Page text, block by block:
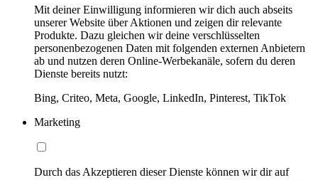
Mit deiner Einwilligung informieren wir dich auch abseits
unserer Website über Aktionen und zeigen dir relevante
Produkte. Dazu gleichen wir deine verschlüsselten
personenbezogenen Daten mit folgenden externen Anbietern
ab und nutzen deren Online-Werbekanäle, sofern du deren
Dienste bereits nutzt:
Bing, Criteo, Meta, Google, LinkedIn, Pinterest, TikTok
Marketing
Durch das Akzeptieren dieser Dienste können wir dir auf